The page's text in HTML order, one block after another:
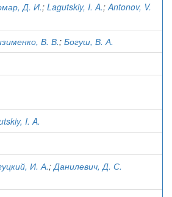
Д. И.; Lagutskiy, I. A.;Antonov, V.
В. В.; Богуш, В. А.
I. A.
И. А.;Данилевич, Д. С.